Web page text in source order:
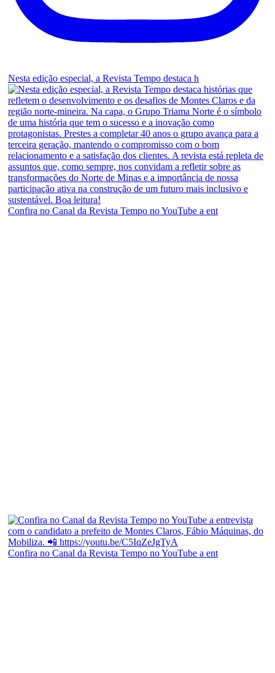
Nesta edição especial, a Revista Tempo destaca h
Confira no Canal da Revista Tempo no YouTube a ent
Confira no Canal da Revista Tempo no YouTube a ent